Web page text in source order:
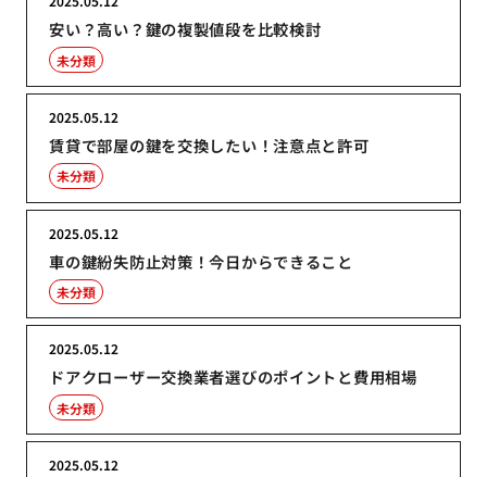
安い？高い？鍵の複製値段を比較検討
未分類
賃貸で部屋の鍵を交換したい！注意点と許可
2025.05.12
未分類
車の鍵紛失防止対策！今日からできること
2025.05.12
未分類
ドアクローザー交換業者選びのポイントと費用相場
2025.05.12
未分類
2025.05.12